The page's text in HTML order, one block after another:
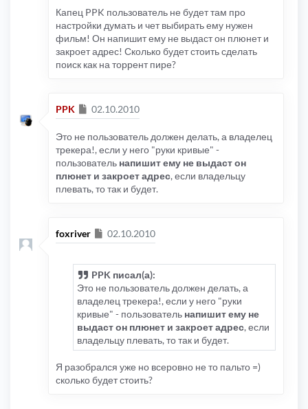
отлично .. теперь ищем человека, который
сделает нормальный "поиск", т.е. в одном
месте в настройках изменит одну опцию, за
50$ я сделаю - обращайтесь, зачем трекер
если вообще не пытаться разобраться в
настройках и опциях?, религия не
запросе были проигнорированы, так
Капец PPK пользователь не будет там про
настройки думать и чет выбирать ему нужен
фильм! Он напишит ему не выдаст он плюнет и
закроет адрес! Сколько будет стоить сделать
поиск как на торрент пире?
PPK Сообщение
02.10.2010
Это не пользователь должен делать, а владелец
трекера!, если у него "руки кривые" -
пользователь напишит ему не выдаст он
плюнет и закроет адрес, если владельцу
плевать, то так и будет.
foxriver Сообщение
02.10.2010
PPK писал(а):
Это не пользователь должен делать, а
владелец трекера!, если у него "руки
кривые" - пользователь напишит ему не
выдаст он плюнет и закроет адрес, если
владельцу плевать, то так и будет.
Я разобрался уже но всеровно не то пальто =)
сколько будет стоить?